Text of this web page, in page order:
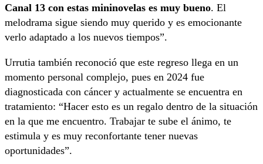
Canal 13 con estas mininovelas es muy bueno. El
melodrama sigue siendo muy querido y es emocionante
verlo adaptado a los nuevos tiempos”.
Urrutia también reconoció que este regreso llega en un
momento personal complejo, pues en 2024 fue
diagnosticada con cáncer y actualmente se encuentra en
tratamiento: “Hacer esto es un regalo dentro de la situación
en la que me encuentro. Trabajar te sube el ánimo, te
estimula y es muy reconfortante tener nuevas
oportunidades”.